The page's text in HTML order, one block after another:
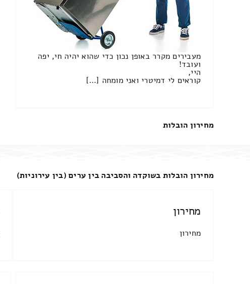
מעבירים מקרר באופן נכון כדי שהוא יהיה חי, יפה
ועובד!
היי,
קוראים לי דמיטרי ואני מומחה […]
מחירון הובלות
מחירון הובלות בשוקדה והסביבה בין ערים (בין עירוניות)
מחירון
מחירון